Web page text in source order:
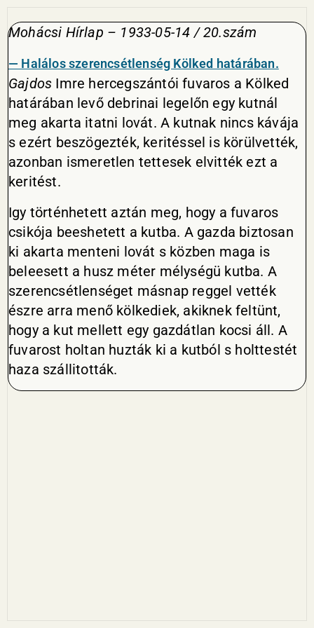
Mohácsi Hírlap – 1933-05-14 / 20.szám
— Halálos szerencsétlenség Kölked határában.
Gajdos Imre hercegszántói fuvaros a Kölked
határában levő debrinai legelőn egy kutnál
meg akarta itatni lovát. A kutnak nincs kávája
s ezért beszögezték, keritéssel is körülvették,
azonban ismeretlen tettesek elvitték ezt a
keritést.
Igy történhetett aztán meg, hogy a fuvaros
csikója beeshetett a kutba. A gazda biztosan
ki akarta menteni lovát s közben maga is
beleesett a husz méter mélységü kutba. A
szerencsétlenséget másnap reggel vették
észre arra menő kölkediek, akiknek feltünt,
hogy a kut mellett egy gazdátlan kocsi áll. A
fuvarost holtan huzták ki a kutból s holttestét
haza szállitották.